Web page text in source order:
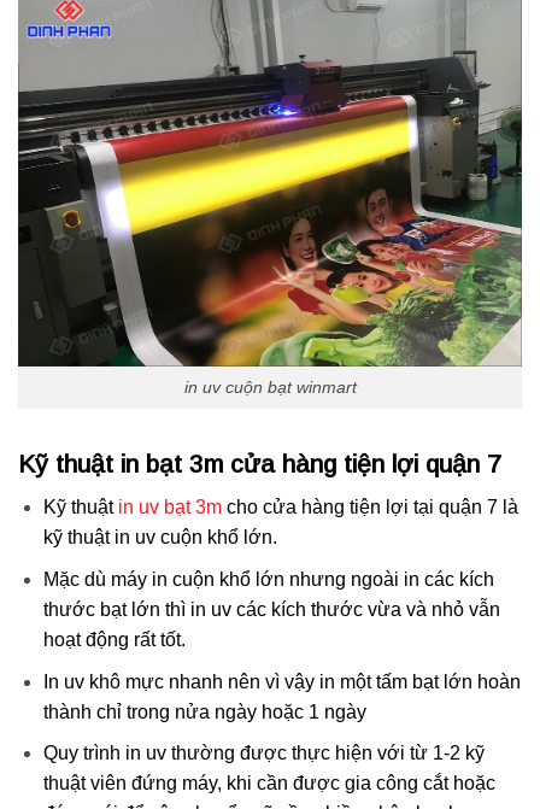
in uv cuộn bạt winmart
Kỹ thuật in bạt 3m cửa hàng tiện lợi quận 7
Kỹ thuật in uv bạt 3mcho cửa hàng tiện lợi tại quận 7 là
kỹ thuật in uv cuộn khổ lớn.
Mặc dù máy in cuộn khổ lớn nhưng ngoài in các kích
thước bạt lớn thì in uv các kích thước vừa và nhỏ vẫn
hoạt động rất tốt.
In uv khô mực nhanh nên vì vậy in một tấm bạt lớn hoàn
thành chỉ trong nửa ngày hoặc 1 ngày
Quy trình in uv thường được thực hiện với từ 1-2 kỹ
thuật viên đứng máy, khi cần được gia công cắt hoặc